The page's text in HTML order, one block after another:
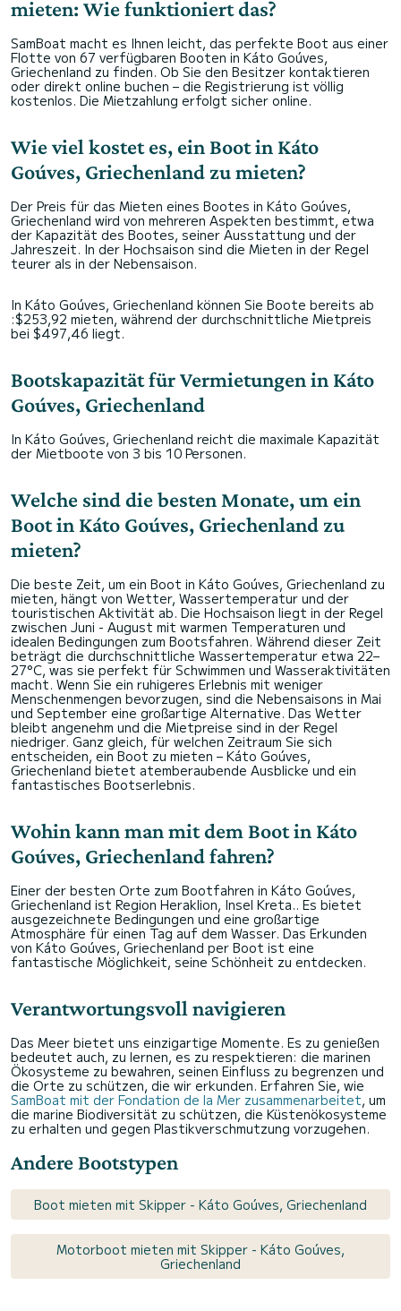
mieten: Wie funktioniert das?
SamBoat macht es Ihnen leicht, das perfekte Boot aus einer
Flotte von 67 verfügbaren Booten in Káto Goúves,
Griechenland zu finden. Ob Sie den Besitzer kontaktieren
oder direkt online buchen – die Registrierung ist völlig
kostenlos. Die Mietzahlung erfolgt sicher online.
Wie viel kostet es, ein Boot in Káto
Goúves, Griechenland zu mieten?
Der Preis für das Mieten eines Bootes in Káto Goúves,
Griechenland wird von mehreren Aspekten bestimmt, etwa
der Kapazität des Bootes, seiner Ausstattung und der
Jahreszeit. In der Hochsaison sind die Mieten in der Regel
teurer als in der Nebensaison.
In Káto Goúves, Griechenland können Sie Boote bereits ab
:$253,92 mieten, während der durchschnittliche Mietpreis
bei $497,46 liegt.
Bootskapazität für Vermietungen in Káto
Goúves, Griechenland
In Káto Goúves, Griechenland reicht die maximale Kapazität
der Mietboote von 3 bis 10 Personen.
Welche sind die besten Monate, um ein
Boot in Káto Goúves, Griechenland zu
mieten?
Die beste Zeit, um ein Boot in Káto Goúves, Griechenland zu
mieten, hängt von Wetter, Wassertemperatur und der
touristischen Aktivität ab. Die Hochsaison liegt in der Regel
zwischen Juni - August mit warmen Temperaturen und
idealen Bedingungen zum Bootsfahren. Während dieser Zeit
beträgt die durchschnittliche Wassertemperatur etwa 22–
27°C, was sie perfekt für Schwimmen und Wasseraktivitäten
macht. Wenn Sie ein ruhigeres Erlebnis mit weniger
Menschenmengen bevorzugen, sind die Nebensaisons in Mai
und September eine großartige Alternative. Das Wetter
bleibt angenehm und die Mietpreise sind in der Regel
niedriger. Ganz gleich, für welchen Zeitraum Sie sich
entscheiden, ein Boot zu mieten – Káto Goúves,
Griechenland bietet atemberaubende Ausblicke und ein
fantastisches Bootserlebnis.
Wohin kann man mit dem Boot in Káto
Goúves, Griechenland fahren?
Einer der besten Orte zum Bootfahren in Káto Goúves,
Griechenland ist Region Heraklion, Insel Kreta.. Es bietet
ausgezeichnete Bedingungen und eine großartige
Atmosphäre für einen Tag auf dem Wasser. Das Erkunden
von Káto Goúves, Griechenland per Boot ist eine
fantastische Möglichkeit, seine Schönheit zu entdecken.
Verantwortungsvoll navigieren
Das Meer bietet uns einzigartige Momente. Es zu genießen
bedeutet auch, zu lernen, es zu respektieren: die marinen
Ökosysteme zu bewahren, seinen Einfluss zu begrenzen und
die Orte zu schützen, die wir erkunden. Erfahren Sie, wie
SamBoat mit der Fondation de la Mer zusammenarbeitet, um
die marine Biodiversität zu schützen, die Küstenökosysteme
zu erhalten und gegen Plastikverschmutzung vorzugehen.
Andere Bootstypen
Boot mieten mit Skipper - Káto Goúves, Griechenland
Motorboot mieten mit Skipper - Káto Goúves,
Griechenland